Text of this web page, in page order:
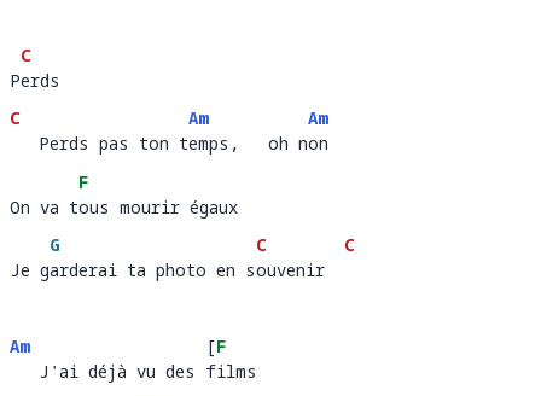
P
C
erds
Perds
C
   Perds pas ton t
Am
emps,   oh n
Am
on
   Perds pas ton temps,   oh non
On va t
F
o
On va tous mourir égaux
Je g
G
arderai ta photo en s
C
ouvenir
C
Je garderai ta photo en souvenir
Am
   J'ai déjà vu des
[F
i
   J'ai déjà vu des films